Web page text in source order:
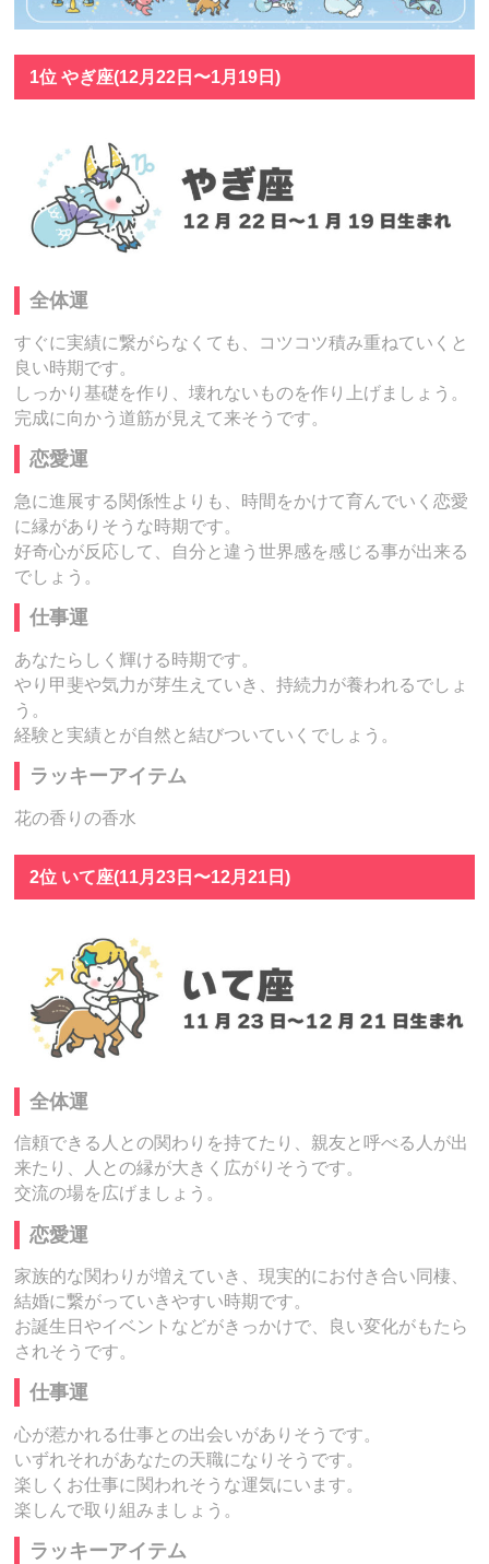
1位 やぎ座(12月22日〜1月19日)
全体運
すぐに実績に繋がらなくても、コツコツ積み重ねていくと
良い時期です。
しっかり基礎を作り、壊れないものを作り上げましょう。
完成に向かう道筋が見えて来そうです。
恋愛運
急に進展する関係性よりも、時間をかけて育んでいく恋愛
に縁がありそうな時期です。
好奇心が反応して、自分と違う世界感を感じる事が出来る
でしょう。
仕事運
あなたらしく輝ける時期です。
やり甲斐や気力が芽生えていき、持続力が養われるでしょ
う。
経験と実績とが自然と結びついていくでしょう。
ラッキーアイテム
花の香りの香水
2位 いて座(11月23日〜12月21日)
全体運
信頼できる人との関わりを持てたり、親友と呼べる人が出
来たり、人との縁が大きく広がりそうです。
交流の場を広げましょう。
恋愛運
家族的な関わりが増えていき、現実的にお付き合い同棲、
結婚に繋がっていきやすい時期です。
お誕生日やイベントなどがきっかけで、良い変化がもたら
されそうです。
仕事運
心が惹かれる仕事との出会いがありそうです。
いずれそれがあなたの天職になりそうです。
楽しくお仕事に関われそうな運気にいます。
楽しんで取り組みましょう。
ラッキーアイテム